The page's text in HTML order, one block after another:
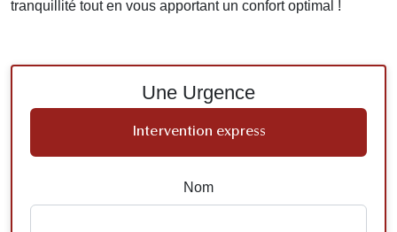
tranquillité tout en vous apportant un confort optimal !
Une Urgence
Intervention express
Nom